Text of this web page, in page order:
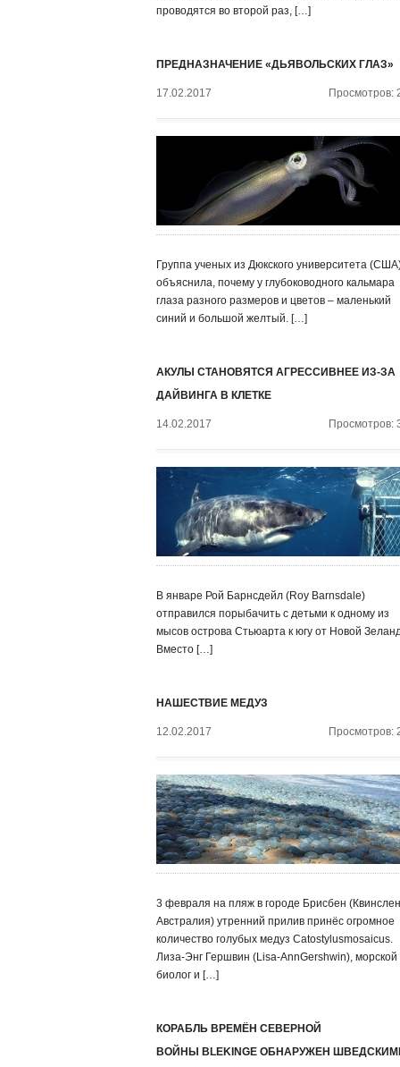
проводятся во второй раз, […]
ПРЕДНАЗНАЧЕНИЕ «ДЬЯВОЛЬСКИХ ГЛАЗ»
17.02.2017 Просмотров:
Группа ученых из Дюкского университета
объяснила, почему у глубоководного кальмара
глаза разного размеров и цветов – маленький
синий и большой желтый. […]
АКУЛЫ СТАНОВЯТСЯ АГРЕССИВНЕЕ ИЗ-ЗА
ДАЙВИНГА В КЛЕТКЕ
14.02.2017 Просмотров:
В январе Рой Барнсдейл (Roy Barnsdale)
отправился порыбачить с детьми к одному из
мысов острова Стьюарта к югу от Новой
Вместо […]
НАШЕСТВИЕ МЕДУЗ
12.02.2017 Просмотров:
3 февраля на пляж в городе Брисбен
Австралия) утренний прилив принёс огромное
количество голубых медуз Catostylusmosaicus.
Лиза-Энг Гершвин (Lisa-AnnGershwin), морской
биолог и […]
КОРАБЛЬ ВРЕМЁН СЕВЕРНОЙ
ВОЙНЫ BLEKINGE ОБНАРУЖЕН